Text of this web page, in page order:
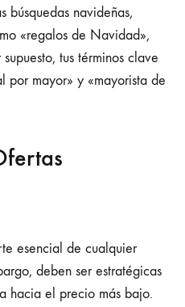
búsquedas navideñas,
«regalos de Navidad»,
tus términos clave
por mayor» y «mayorista de
esencial de cualquier
deben ser estratégicas
hacia el precio más bajo.